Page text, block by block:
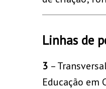
Linhas de
3 –
Educação em